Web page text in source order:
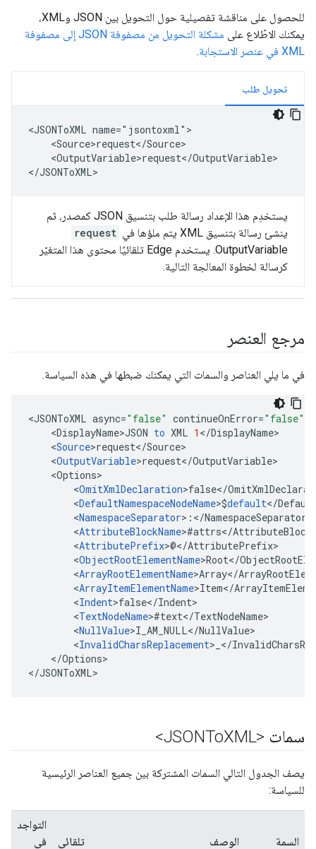
للحصول على مناقشة تفصيلية حول التحويل بين JSON وXML،
يمكنك الاطّلاع على
مشكلة التحويل من مصفوفة JSON إلى مصفوفة
XML في عنصر الاستجابة
.
تحويل طلب
<JSONToXML name="jsontoxml">
    <Source>request</Source>
    <OutputVariable>request</OutputVariable>
</JSONToXML>
يستخدِم هذا الإعداد رسالة طلب بتنسيق JSON كمصدر، ثم
ينشئ رسالة بتنسيق XML يتم ملؤها في
request
OutputVariable. يستخدم Edge تلقائيًا محتوى هذا المتغيّر
كرسالة لخطوة المعالجة التالية.
مرجع العنصر
في ما يلي العناصر والسمات التي يمكنك ضبطها في هذه السياسة.
<JSONToXML async="false" continueOnError="false"
<DisplayName>JSON to XML 1 </DisplayName
<Source>request</Source
<OutputVariable>request</OutputVariable
<Options
<OmitXmlDeclaration>false</
<DefaultNamespaceNodeName>$default</
<NamespaceSeparator> : </NamespaceSeparator
<AttributeBlockName>#attrs</
<AttributePrefix>@</AttributePrefix
<ObjectRootElementName>Root</
<ArrayRootElementName>Array</
<ArrayItemElementName>Item</
<Indent>false</Indent
<TextNodeName>#text</TextNodeName
<NullValue>I_AM_NULL</NullValue
<InvalidCharsReplacement>_</
</Options>
</JSONToXML>
سمات <JSONToXML>
يصف الجدول التالي السمات المشتركة بين جميع العناصر الرئيسية
للسياسة:
السمة الوصف تلقائي
التواجد
في